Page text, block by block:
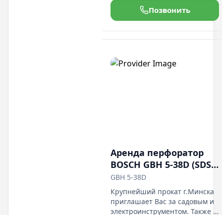
микроавтобусы.
Демократичные цены. Есть
доста а. Мы находимся в
Дражне по ул.Солтыса 54
пом.2Н
Позвонить
Аренда перфоратор
BOSCH GBH 5-38D (SDS-
MAX)
GBH 5-38D
Крупнейший прокат г.Минска
приглашает Вас за садовым и
электроинструментом. Также у